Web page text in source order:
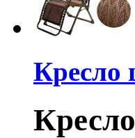
Кресло